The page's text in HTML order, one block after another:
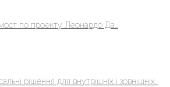
по проекту Леонардо Да...
рішення для внутрішніх і зовнішніх...